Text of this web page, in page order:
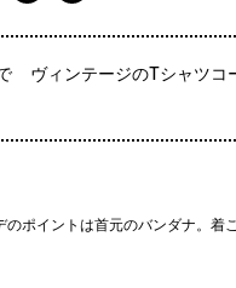
ヴィンテージのTシャツコ
のポイントは首元のバンダナ。着